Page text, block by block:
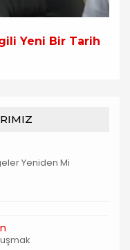
Yeni Bir Tarih
Yeniden Mi